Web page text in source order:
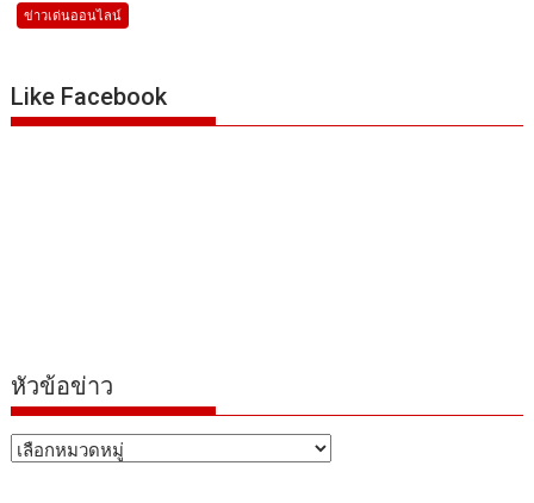
ข่าวเด่นออนไลน์
Like Facebook
หัวข้อข่าว
หัวข้อ